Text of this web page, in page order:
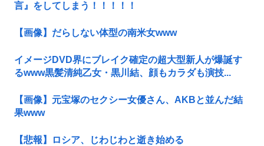
言』をしてしまう！！！！！
【画像】だらしない体型の南米女www
イメージDVD界にブレイク確定の超大型新人が爆誕す
るwww黒髪清純乙女・黒川結、顔もカラダも演技...
【画像】元宝塚のセクシー女優さん、AKBと並んだ結
果www
【悲報】ロシア、じわじわと逝き始める